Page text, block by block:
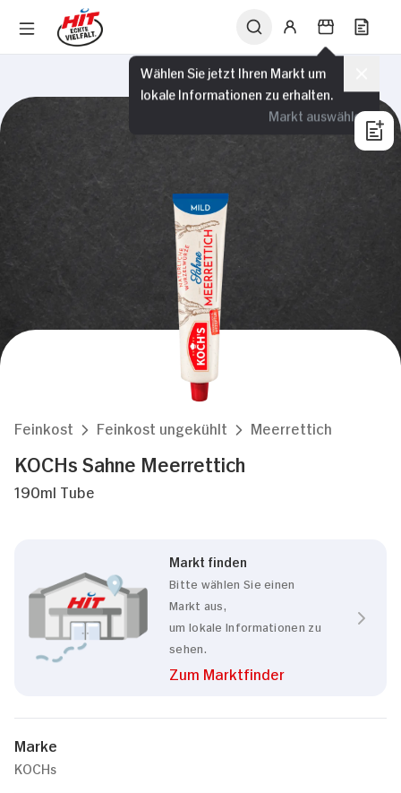
Wählen Sie jetzt Ihren Markt um
lokale Informationen zu erhalten.
Markt auswählen
Feinkost Feinkost ungekühlt Meerrettich
KOCHs Sahne Meerrettich
190ml Tube
Markt finden
Bitte wählen Sie einen
Markt aus,
um lokale Informationen zu
sehen.
Zum Marktfinder
Marke
KOCHs